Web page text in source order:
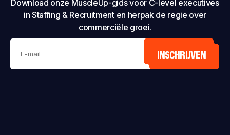
Download onze MuscleUp-gids voor C-level executives
in Staffing & Recruitment en herpak de regie over
commerciële groei.
INSCHRIJVEN